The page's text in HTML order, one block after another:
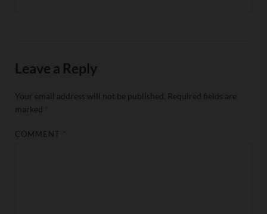
Leave a Reply
Your email address will not be published. Required fields are
marked
COMMENT